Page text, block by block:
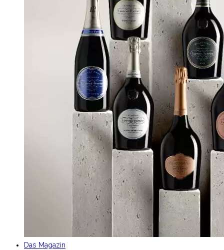
Das Magazin